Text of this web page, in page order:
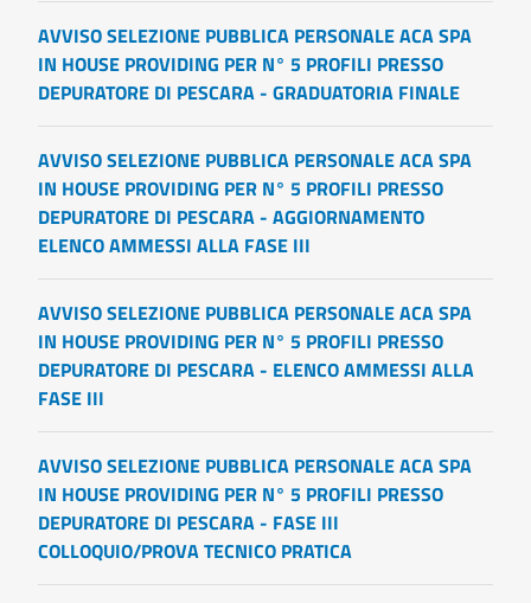
AVVISO SELEZIONE PUBBLICA PERSONALE ACA SPA
IN HOUSE PROVIDING PER N° 5 PROFILI PRESSO
DEPURATORE DI PESCARA - GRADUATORIA FINALE
AVVISO SELEZIONE PUBBLICA PERSONALE ACA SPA
IN HOUSE PROVIDING PER N° 5 PROFILI PRESSO
DEPURATORE DI PESCARA - AGGIORNAMENTO
ELENCO AMMESSI ALLA FASE III
AVVISO SELEZIONE PUBBLICA PERSONALE ACA SPA
IN HOUSE PROVIDING PER N° 5 PROFILI PRESSO
DEPURATORE DI PESCARA - ELENCO AMMESSI ALLA
FASE III
AVVISO SELEZIONE PUBBLICA PERSONALE ACA SPA
IN HOUSE PROVIDING PER N° 5 PROFILI PRESSO
DEPURATORE DI PESCARA - FASE III
COLLOQUIO/PROVA TECNICO PRATICA